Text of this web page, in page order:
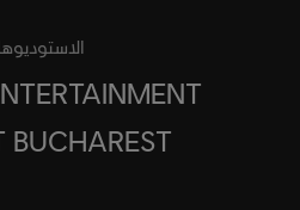
BUCHAREST